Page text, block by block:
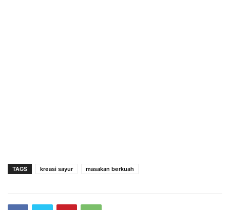
TAGS kreasi sayur masakan berkuah